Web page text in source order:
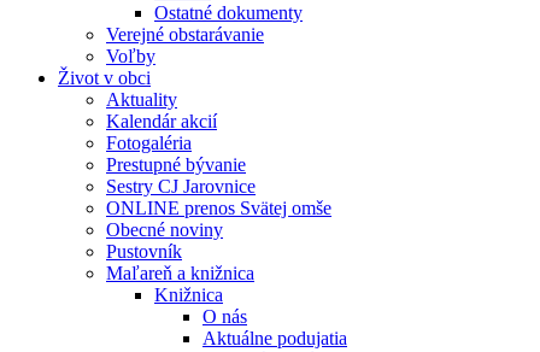
Ostatné dokumenty
Verejné obstarávanie
Voľby
Život v obci
Aktuality
Kalendár akcií
Fotogaléria
Prestupné bývanie
Sestry CJ Jarovnice
ONLINE prenos Svätej omše
Obecné noviny
Pustovník
Maľareň a knižnica
Knižnica
O nás
Aktuálne podujatia